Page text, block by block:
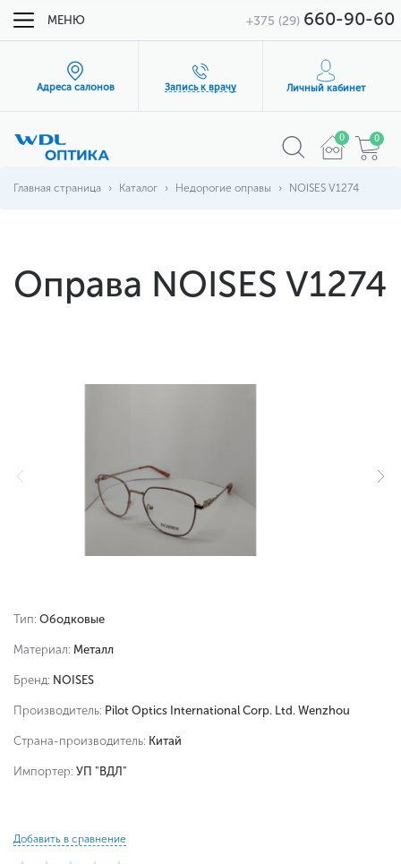
МЕНЮ +375 (29) 660-90-60
Адреса салонов Запись к врачу Личный кабинет
0 0
Главная страница Каталог Недорогие оправы NOISES V1274
Оправа NOISES V1274
Тип: Ободковые
Материал: Металл
Бренд: NOISES
Производитель: Pilot Optics International Corp. Ltd. Wenzhou
Страна-производитель: Китай
Импортер: УП "ВДЛ"
Добавить в сравнение